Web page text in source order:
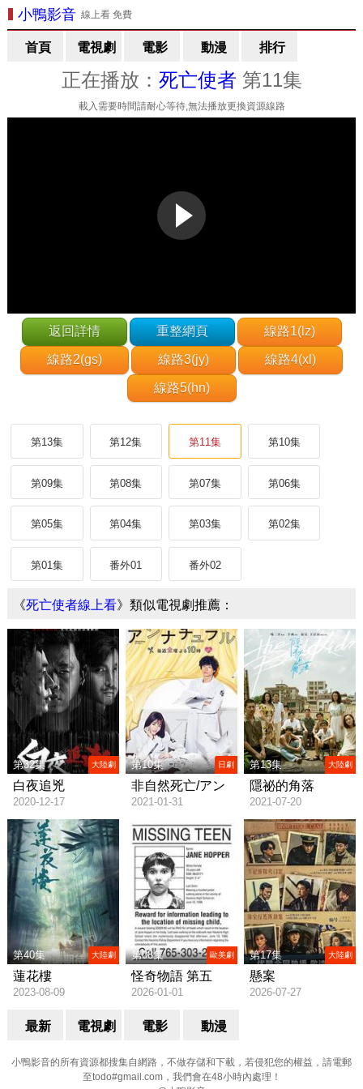
小鴨影音線上看 免費
首頁 電視劇 電影 動漫 排行
正在播放： 死亡使者 第11集
載入需要時間請耐心等待,無法播放更換資源線路
返回詳情 重整網頁 線路1(lz)
線路2(gs) 線路3(jy) 線路4(xl)
線路5(hn)
第13集 第12集 第11集 第10集
第09集 第08集 第07集 第06集
第05集 第04集 第03集 第02集
第01集 番外01 番外02
《死亡使者線上看》類似電視劇推薦：
第32集 大陸劇
白夜追兇
2020-12-17
第10集 日劇
非自然死亡/アン
ナチュラル
2021-01-31
第13集 大陸劇
隱祕的角落
2021-07-20
第40集 大陸劇
蓮花樓
2023-08-09
第08集 歐美劇
怪奇物語 第五
季/Stranger Things
2026-01-01
第17集 大陸劇
懸案
2026-07-27
最新 電視劇 電影 動漫
小鴨影音的所有資源都搜集自網路，不做存儲和下載，若侵犯您的權益，請電郵
至todo#gmail.com，我們會在48小時內處理！